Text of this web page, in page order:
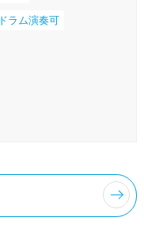
ドラム演奏可